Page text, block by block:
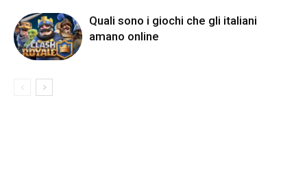
Quali sono i giochi che gli italiani
amano online